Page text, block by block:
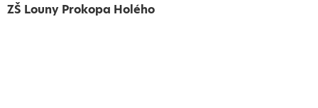
ZŠ Louny Prokopa Holého